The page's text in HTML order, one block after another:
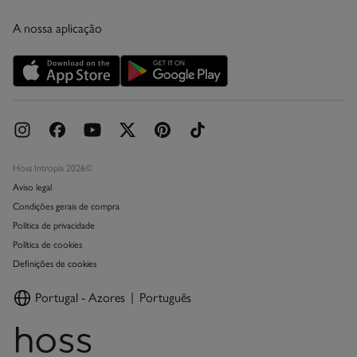
Cartão Presente Online
Promoções vigentes
Livro de Reclamações online
A nossa aplicação
Hoss Intropia 2026©
Aviso legal
Condições gerais de compra
Política de privacidade
Política de cookies
Definições de cookies
Portugal - Azores Português